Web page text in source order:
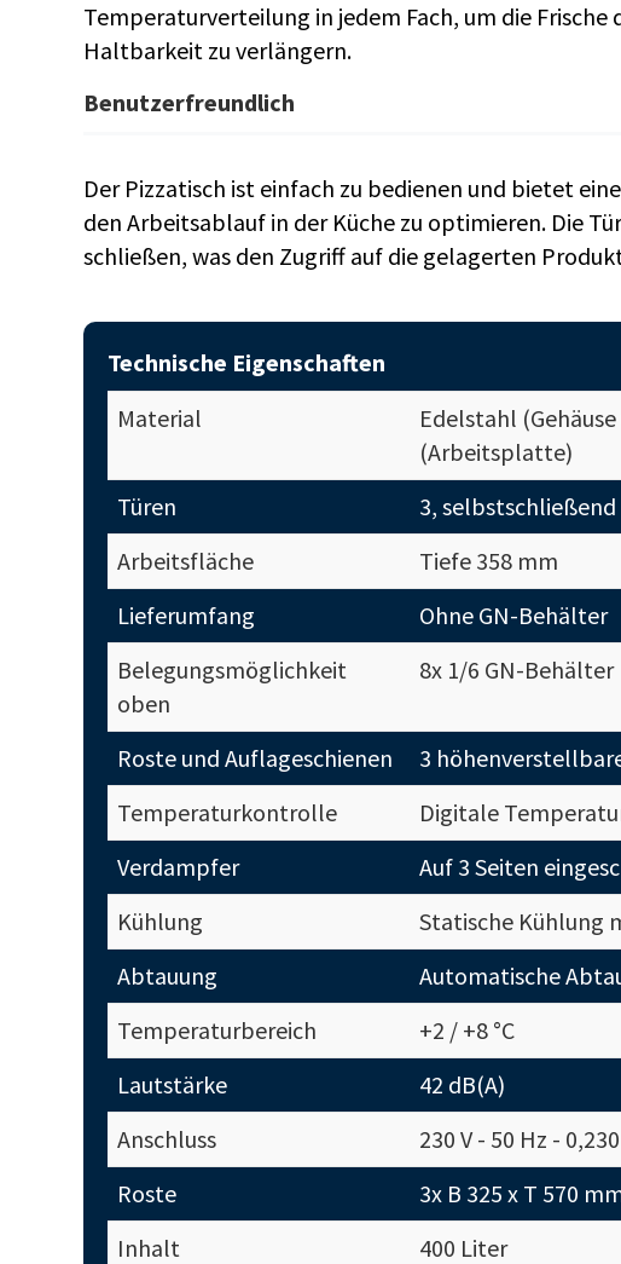
Temperaturverteilung in jedem Fach, um die
Haltbarkeit zu verlängern.
Benutzerfreundlich
Der Pizzatisch ist einfach zu bedienen und bietet
den Arbeitsablauf in der Küche zu optimieren. Die
schließen, was den Zugriff auf die gelagerten
Technische Eigenschaften
Material
Edelstahl
(Arbeitsplatte)
Türen
3, selbstschließend
Arbeitsfläche
Tiefe 358 mm
Lieferumfang
Ohne GN-Behälter
Belegungsmöglichkeit
oben
8x 1/6 GN-Behälter
Roste und Auflageschienen
3
Temperaturkontrolle
Digitale
Verdampfer
Auf 3 Seiten
Kühlung
Statische Kühlung
Abtauung
Automatische
Temperaturbereich
+2 / +8 °C
Lautstärke
42 dB(A)
Anschluss
230 V - 50 Hz -
Roste
3x B 325 x T 570
Inhalt
400 Liter